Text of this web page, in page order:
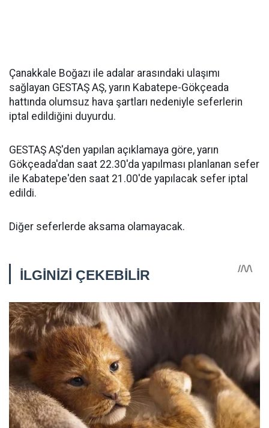
Çanakkale Boğazı ile adalar arasındaki ulaşımı
sağlayan GESTAŞ AŞ, yarın Kabatepe-Gökçeada
hattında olumsuz hava şartları nedeniyle seferlerin
iptal edildiğini duyurdu.
GESTAŞ AŞ'den yapılan açıklamaya göre, yarın
Gökçeada'dan saat 22.30'da yapılması planlanan sefer
ile Kabatepe'den saat 21.00'de yapılacak sefer iptal
edildi.
Diğer seferlerde aksama olamayacak.